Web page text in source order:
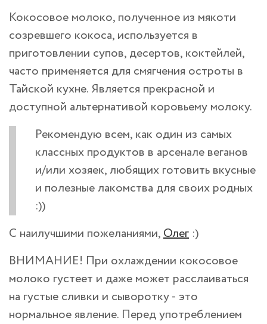
Кокосовое молоко, полученное из мякоти
созревшего кокоса, используется в
приготовлении супов, десертов, коктейлей,
часто применяется для смягчения остроты в
Тайской кухне. Является прекрасной и
доступной альтернативой коровьему молоку.
Рекомендую всем, как один из самых
классных продуктов в арсенале веганов
и/или хозяек, любящих готовить вкусные
и полезные лакомства для своих родных
:))
С наилучшими пожеланиями,Олег :)
ВНИМАНИЕ! При охлаждении кокосовое
молоко густеет и даже может расслаиваться
на густые сливки и сыворотку - это
нормальное явление. Перед употреблением